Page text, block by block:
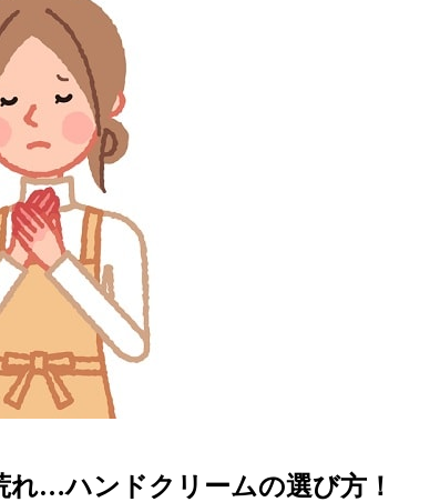
れ…ハンドクリームの選び方！